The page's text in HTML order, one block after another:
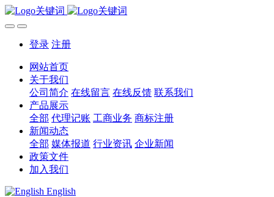
登录 注册
网站首页
关于我们
公司简介 在线留言 在线反馈 联系我们
产品展示
全部 代理记账 工商业务 商标注册
新闻动态
全部 媒体报道 行业资讯 企业新闻
政策文件
加入我们
English